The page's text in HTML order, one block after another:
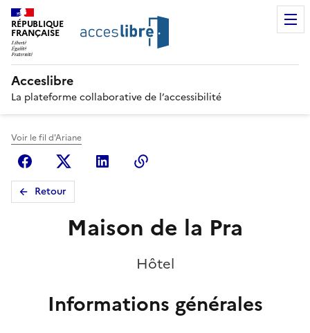
RÉPUBLIQUE
FRANÇAISE
Acceslibre
La plateforme collaborative de l’accessibilité
Voir le fil d'Ariane
FacebookX (anciennement Twitter)
Linkedin
Retour
Maison de la Pra
Hôtel
Informations générales